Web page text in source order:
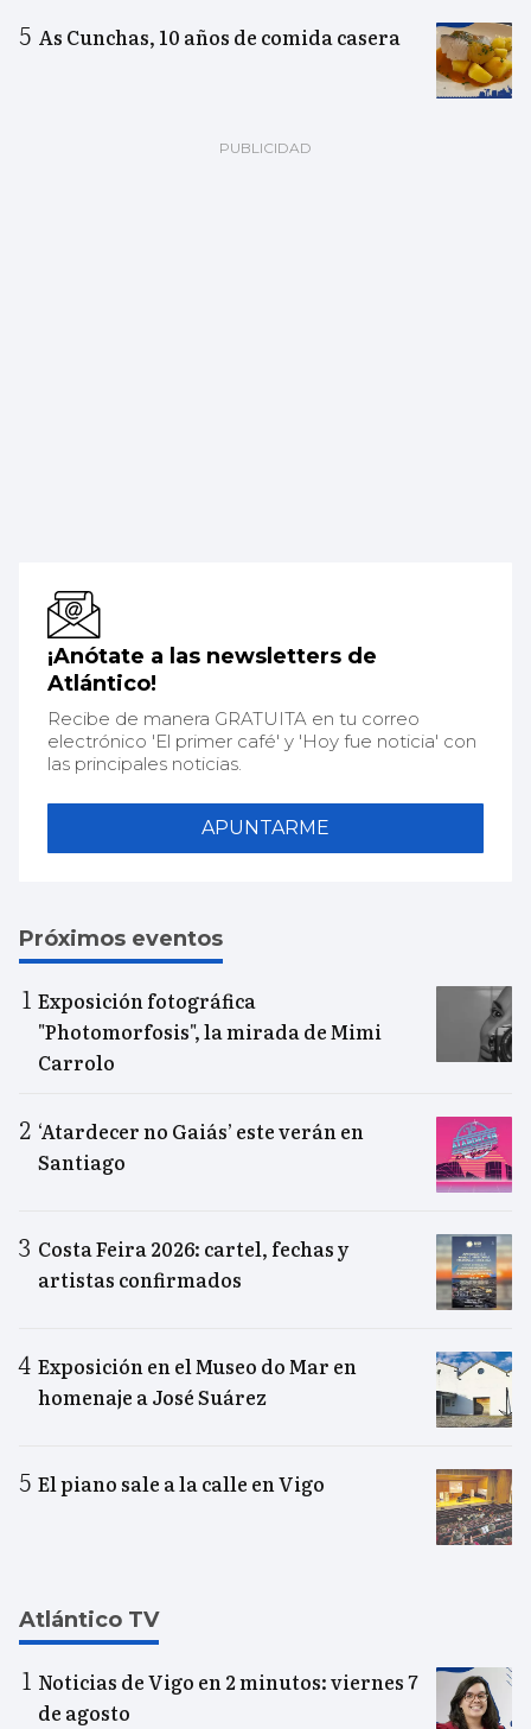
As Cunchas, 10 años de comida casera
¡Anótate a las newsletters de
Atlántico!
Recibe de manera GRATUITA en tu correo
electrónico 'El primer café' y 'Hoy fue noticia' con
las principales noticias.
APUNTARME
Próximos eventos
Exposición fotográfica
"Photomorfosis", la mirada de Mimi
Carrolo
‘Atardecer no Gaiás’ este verán en
Santiago
Costa Feira 2026: cartel, fechas y
artistas confirmados
Exposición en el Museo do Mar en
homenaje a José Suárez
El piano sale a la calle en Vigo
Atlántico TV
Noticias de Vigo en 2 minutos: viernes 7
de agosto